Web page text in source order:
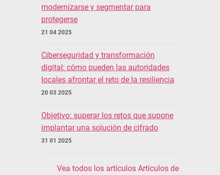
modernizarse y segmentar para
protegerse
21 04 2025
Ciberseguridad y transformación
digital: cómo pueden las autoridades
locales afrontar el reto de la resiliencia
20 03 2025
Objetivo: superar los retos que supone
implantar una solución de cifrado
31 01 2025
Vea todos los artículos Artículos de